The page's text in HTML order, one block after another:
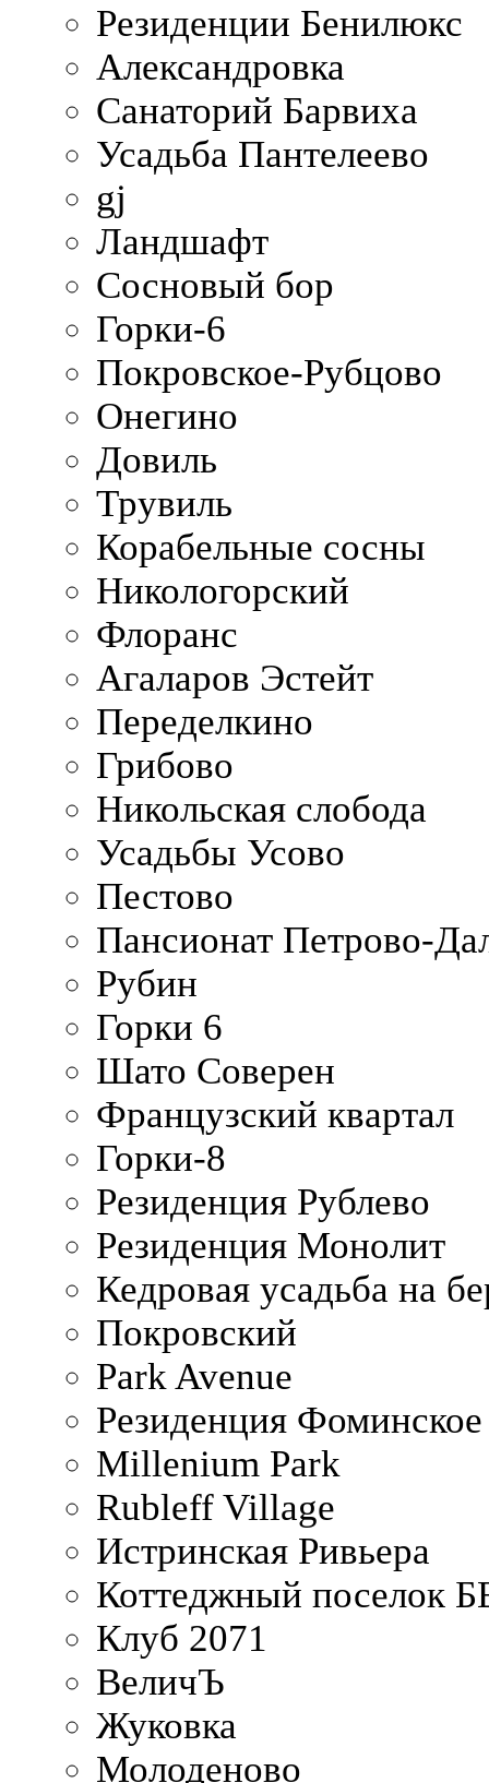
Резиденции Бенилюкс
Александровка
Санаторий Барвиха
Усадьба Пантелеево
gj
Ландшафт
Сосновый бор
Горки-6
Покровское-Рубцово
Онегино
Довиль
Трувиль
Корабельные сосны
Никологорский
Флоранс
Агаларов Эстейт
Переделкино
Грибово
Никольская слобода
Усадьбы Усово
Пестово
Пансионат Петрово-
Рубин
Горки 6
Шато Соверен
Французский квартал
Горки-8
Резиденция Рублево
Резиденция Монолит
Кедровая усадьба на
Покровский
Park Avenue
Резиденция Фоминское
Millenium Park
Rubleff Village
Истринская Ривьера
Коттеджный поселок
Клуб 2071
ВеличЪ
Жуковка
Молоденово